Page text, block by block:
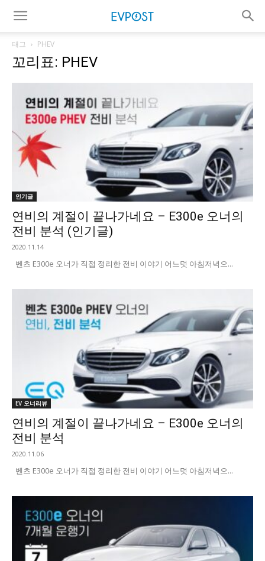
태그 PHEV
꼬리표: PHEV
인기글
연비의 계절이 끝나가네요 – E300e 오너의
전비 분석 (인기글)
2020.11.14
벤츠 E300e 오너가 직접 정리한 전비 이야기 어느덧 아침저녁으...
EV 오너리뷰
연비의 계절이 끝나가네요 – E300e 오너의
전비 분석
2020.11.06
벤츠 E300e 오너가 직접 정리한 전비 이야기 어느덧 아침저녁으...